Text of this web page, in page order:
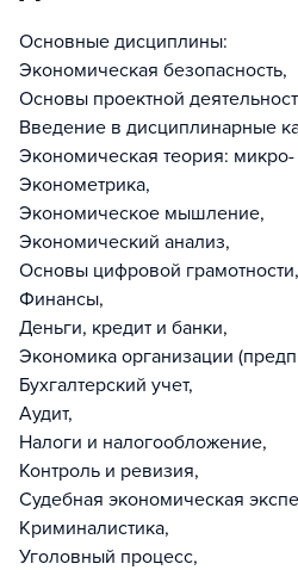
Основные дисциплины:
Экономическая безопасность,
Основы проектной
Введение в дисциплинарные
Экономическая теория:
Эконометрика,
Экономическое мышление,
Экономический анализ,
Основы цифровой грамотности,
Финансы,
Деньги, кредит и банки,
Экономика организации
Бухгалтерский учет,
Аудит,
Налоги и налогообложение,
Контроль и ревизия,
Судебная экономическая
Криминалистика,
Уголовный процесс,